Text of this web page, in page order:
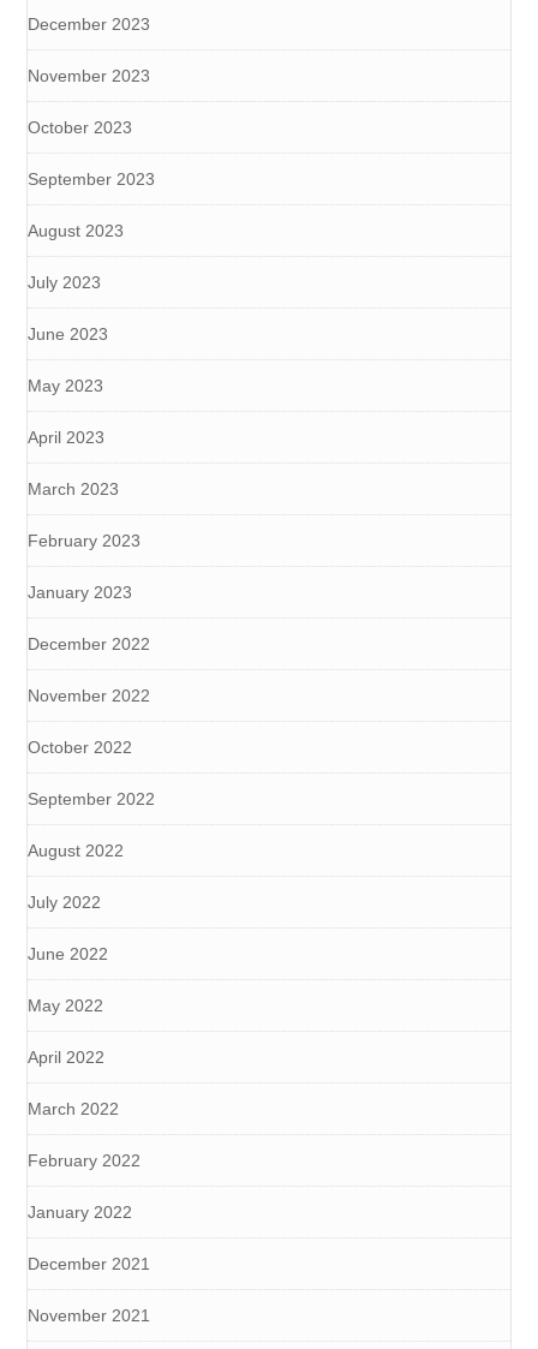
December 2023
November 2023
October 2023
September 2023
August 2023
July 2023
June 2023
May 2023
April 2023
March 2023
February 2023
January 2023
December 2022
November 2022
October 2022
September 2022
August 2022
July 2022
June 2022
May 2022
April 2022
March 2022
February 2022
January 2022
December 2021
November 2021